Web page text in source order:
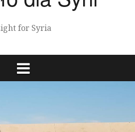
for Syria